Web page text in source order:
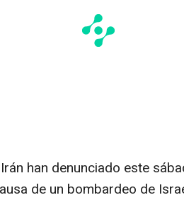
han denunciado este
de un bombardeo de